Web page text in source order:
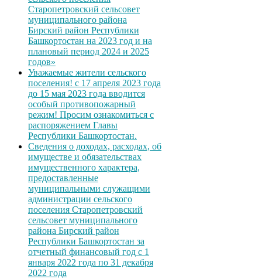
Старопетровский сельсовет
муниципального района
Бирский район Республики
Башкортостан на 2023 год и на
плановый период 2024 и 2025
годов»
Уважаемые жители сельского
поселения! с 17 апреля 2023 года
до 15 мая 2023 года вводится
особый противопожарный
режим! Просим ознакомиться с
распоряжением Главы
Республики Башкортостан.
Сведения о доходах, расходах, об
имуществе и обязательствах
имущественного характера,
предоставленные
муниципальными служащими
администрации сельского
поселения Старопетровский
сельсовет муниципального
района Бирский район
Республики Башкортостан за
отчетный финансовый год с 1
января 2022 года по 31 декабря
2022 года